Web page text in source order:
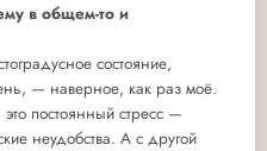
в общем-то и
состояние,
— наверное, как раз моё.
постоянный стресс —
неудобства. А с другой